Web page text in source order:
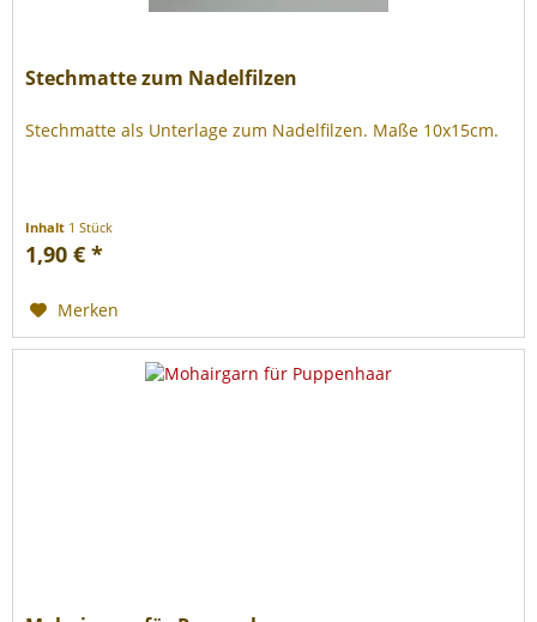
Stechmatte zum Nadelfilzen
Stechmatte als Unterlage zum Nadelfilzen. Maße 10x15cm.
Inhalt 1 Stück
1,90 € *
Merken